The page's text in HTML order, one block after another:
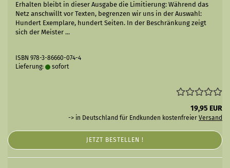
Erhalten bleibt in dieser Ausgabe die Limitierung: Während das
Netz anschwillt vor Texten, begrenzen wir uns in der Auswahl:
Hundert Exemplare, hundert Seiten. In der Beschränkung zeigt
sich der Meister ...
ISBN 978-3-86660-074-4
Lieferung:
sofort
19,95 EUR
-> in Deutschland für Endkunden kostenfreier Versand
JETZT BESTELLEN !